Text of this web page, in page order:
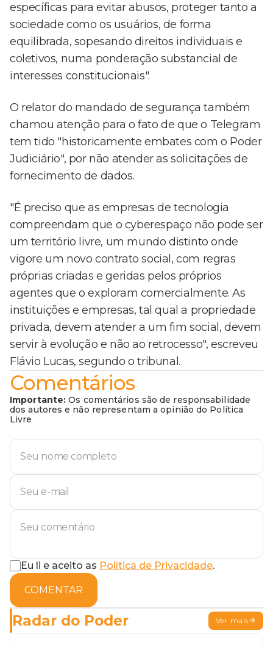
específicas para evitar abusos, proteger tanto a
sociedade como os usuários, de forma
equilibrada, sopesando direitos individuais e
coletivos, numa ponderação substancial de
interesses constitucionais".
O relator do mandado de segurança também
chamou atenção para o fato de que o Telegram
tem tido "historicamente embates com o Poder
Judiciário", por não atender as solicitações de
fornecimento de dados.
"É preciso que as empresas de tecnologia
compreendam que o cyberespaço não pode ser
um território livre, um mundo distinto onde
vigore um novo contrato social, com regras
próprias criadas e geridas pelos próprios
agentes que o exploram comercialmente. As
instituições e empresas, tal qual a propriedade
privada, devem atender a um fim social, devem
servir à evolução e não ao retrocesso", escreveu
Flávio Lucas, segundo o tribunal.
Comentários
Importante: Os comentários são de responsabilidade
dos autores e não representam a opinião do Política
Livre
Eu li e aceito as Política de Privacidade.
COMENTAR
Radar do Poder Ver mais